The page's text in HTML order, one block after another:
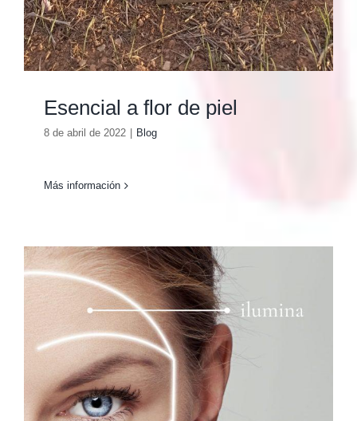
Esencial a flor de piel
8 de abril de 2022 Blog
Más información